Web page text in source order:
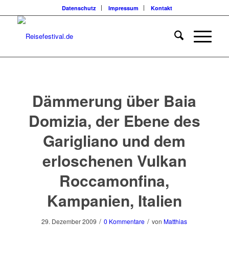
Datenschutz Impressum Kontakt
Dämmerung über Baia
Domizia, der Ebene des
Garigliano und dem
erloschenen Vulkan
Roccamonfina,
Kampanien, Italien
29. Dezember 2009 / 0 Kommentare / von Matthias